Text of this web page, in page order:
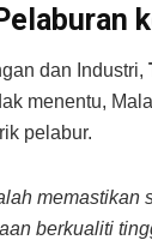
dan Industri,
menentu,
pelabur.
berkualiti